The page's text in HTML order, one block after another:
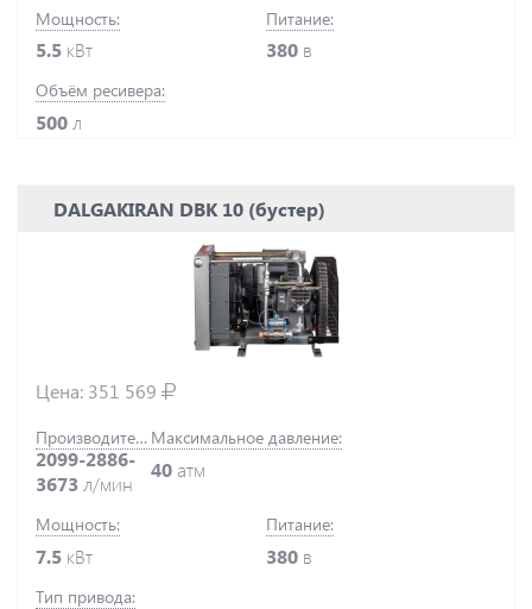
Мощность:
5.5 кВт
Питание:
380 в
Объём ресивера:
500 л
DALGAKIRAN DBK 10 (бустер)
Цена: 351 569
Производительность:
2099-2886-
3673л/мин
Максимальное давление:
40 атм
Мощность:
7.5 кВт
Питание:
380 в
Тип привода: